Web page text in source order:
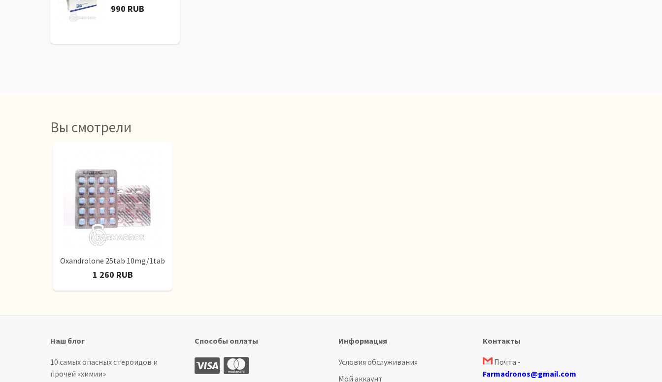
990 RUB
Вы смотрели
Oxandrolone 25tab 10mg/1tab
1 260 RUB
Наш блог
10 самых опасных стероидов и
прочей «химии»
Способы оплаты Информация
Условия обслуживания
Мой аккаунт
Контакты
Почта -
Farmadronos@gmail.com